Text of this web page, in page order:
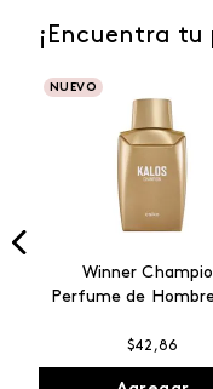
¡Encuentra
NUEVO
Winner
Perfume de
$42 ,86